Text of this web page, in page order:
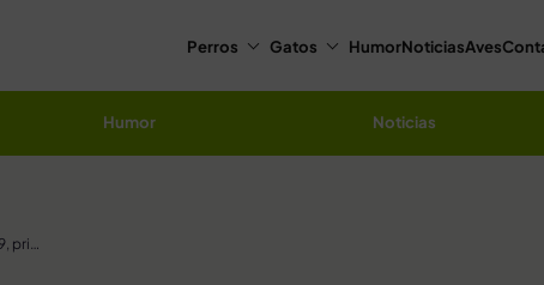
Perros Gatos HumorNoticiasAves
Humor Noticias
Tigre del Zoológico del Bronx da positivo para Covid-19, primer caso conocido en el mundo